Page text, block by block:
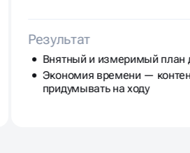
Результат
Внятный и измеримый план
Экономия времени —
придумывать на ходу